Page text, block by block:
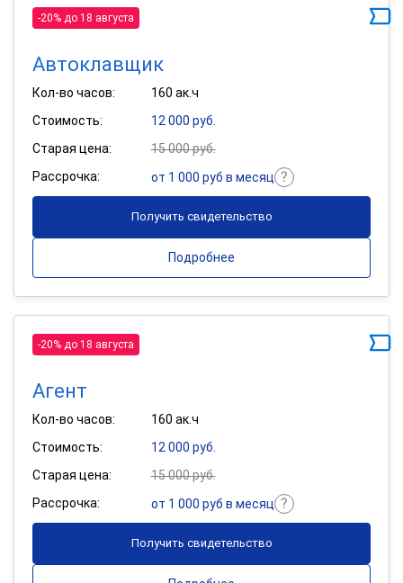
-20% до 18 августа
Автоклавщик
Кол-во часов:
160 ак.ч
Стоимость:
12 000 руб.
Старая цена:
15 000 руб.
Рассрочка:
от 1 000 руб в месяц
Получить свидетельство
Подробнее
-20% до 18 августа
Агент
Кол-во часов:
160 ак.ч
Стоимость:
12 000 руб.
Старая цена:
15 000 руб.
Рассрочка:
от 1 000 руб в месяц
Получить свидетельство